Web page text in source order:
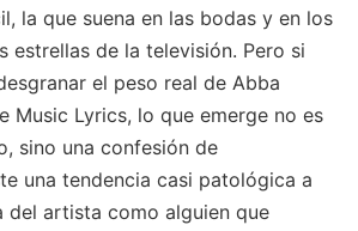
la que suena en las bodas y en los
estrellas de la televisión. Pero si
el peso real de Abba
Music Lyrics, lo que emerge no es
sino una confesión de
una tendencia casi patológica a
del artista como alguien que